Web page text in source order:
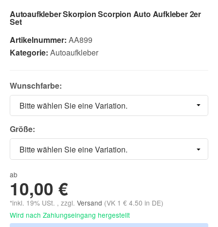
Autoaufkleber Skorpion Scorpion Auto Aufkleber 2er
Set
Artikelnummer: AA899
Kategorie: Autoaufkleber
Wunschfarbe:
Bitte wählen Sie eine Variation.
Größe:
Bitte wählen Sie eine Variation.
ab
10,00 €
*inkl. 19% USt. , zzgl. Versand (VK 1 € 4.50 in DE)
Wird nach Zahlungseingang hergestellt